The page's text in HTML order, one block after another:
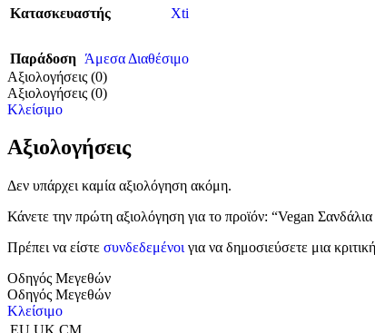
Κατασκευαστής Xti
Παράδοση Άμεσα Διαθέσιμο
Αξιολογήσεις (0)
Αξιολογήσεις (0)
Κλείσιμο
Αξιολογήσεις
Δεν υπάρχει καμία αξιολόγηση ακόμη.
Κάνετε την πρώτη αξιολόγηση για το προϊόν: “Vegan
Πρέπει να είστε συνδεδεμένοι για να δημοσιεύσετε μια
Οδηγός Μεγεθών
Οδηγός Μεγεθών
Κλείσιμο